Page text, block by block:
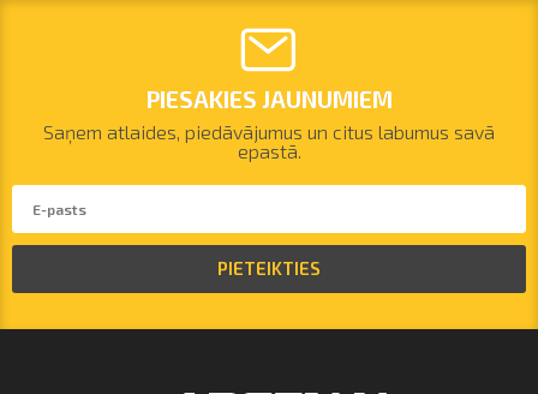
PIESAKIES JAUNUMIEM
Saņem atlaides, piedāvājumus un citus labumus savā
epastā.
PIETEIKTIES